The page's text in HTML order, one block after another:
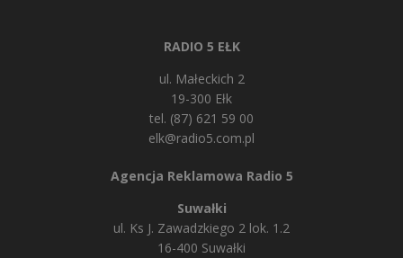
RADIO 5 EŁK
ul. Małeckich 2
19-300 Ełk
tel. (87) 621 59 00
elk@radio5.com.pl
Agencja Reklamowa Radio 5
Suwałki
ul. Ks J. Zawadzkiego 2 lok. 1.2
16-400 Suwałki